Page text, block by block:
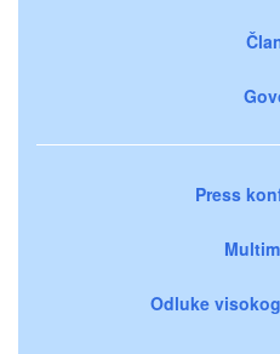
Press
Odluke